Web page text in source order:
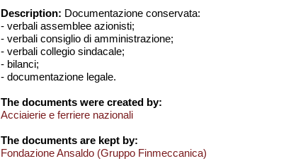
Description: Documentazione conservata:
- verbali assemblee azionisti;
- verbali consiglio di amministrazione;
- verbali collegio sindacale;
- bilanci;
- documentazione legale.
The documents were created by:
Acciaierie e ferriere nazionali
The documents are kept by:
Fondazione Ansaldo (Gruppo Finmeccanica)